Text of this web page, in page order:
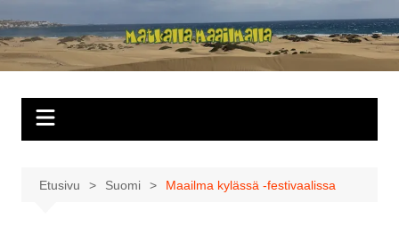
sisältöön
Matkalla
maailmalla
Etusivu Suomi Maailma kylässä -festivaalissa